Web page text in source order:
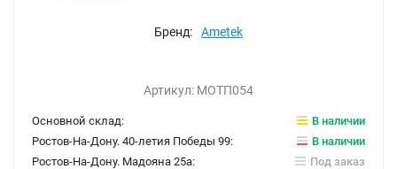
Бренд: Ametek
Артикул: МОТП054
Основной склад:
В наличии
Ростов-На-Дону. 40-летия Победы 99:
В наличии
Ростов-На-Дону. Мадояна 25а:
Под заказ